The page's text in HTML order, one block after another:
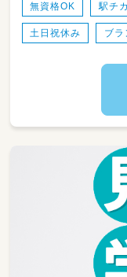
朝の登
お出迎
室内で
戸外活
季節の
手洗い
排泄な
みんな
配膳・
子ども
無資格OK 駅チカ
土日祝休み ブラ